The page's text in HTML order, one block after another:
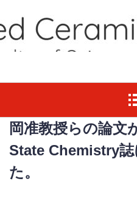
岡准教授らの論
State Chemistry
た。